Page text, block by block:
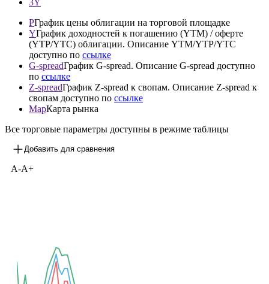
3М
1Y
3Y
PГрафик цены облигации на торговой площадке
YГрафик доходностей к погашению (YTM) / оферте
(YTP/YTC) облигации. Описание YTM/YTP/YTC
доступно поссылке
G-spreadГрафик G-spread. Описание G-spread доступно
ссылке
Z-spread График Z-spread к свопам. Описание Z-spread к
MapКарта рынка
Все торговые параметры доступны в режиме таблицы